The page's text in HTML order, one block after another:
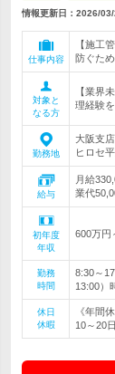
情報更新日：2026/
仕事内容
【施工
防ぐた
対象と
なる方
【業界
理経験
勤務地
大阪支
ヒロセ
給与
月給
業代
初年度
年収
600万円
勤務
時間
8:30～
13:00）
休日
休暇
《年間
10～20